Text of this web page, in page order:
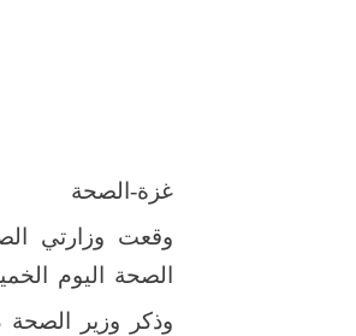
غزة-الصحة
وقعت وزارتي
الصحة اليوم
وذكر وزير الصحة